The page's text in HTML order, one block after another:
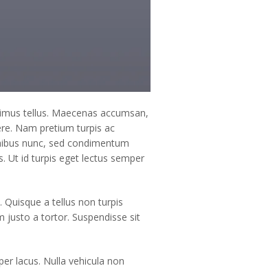
tellus. Maecenas accumsan,
Nam pretium turpis ac
nunc, sed condimentum
Ut id turpis eget lectus semper
a tellus non turpis
justo a tortor. Suspendisse sit
lacus. Nulla vehicula non